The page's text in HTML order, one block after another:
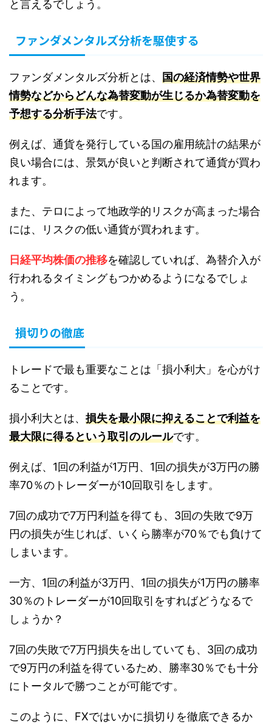
と言えるでしょう。
ファンダメンタルズ分析を駆使する
ファンダメンタルズ分析とは、 国の経済情勢や世界
情勢などからどんな為替変動が生じるか為替変動を
予想する分析手法です。
例えば、通貨を発行している国の雇用統計の結果が
良い場合には、景気が良いと判断されて通貨が買わ
れます。
また、テロによって地政学的リスクが高まった場合
には、リスクの低い通貨が買われます。
日経平均株価の推移を確認していれば、為替介入が
行われるタイミングもつかめるようになるでしょ
う。
損切りの徹底
トレードで最も重要なことは「損小利大」を心がけ
ることです。
損小利大とは、 損失を最小限に抑えることで利益を
最大限に得るという取引のルールです。
例えば、1回の利益が1万円、1回の損失が3万円の勝
率70％のトレーダーが10回取引をします。
7回の成功で7万円利益を得ても、3回の失敗で9万
円の損失が生じれば、いくら勝率が70％でも負けて
しまいます。
一方、1回の利益が3万円、1回の損失が1万円の勝率
30％のトレーダーが10回取引をすればどうなるで
しょうか？
7回の失敗で7万円損失を出していても、3回の成功
で9万円の利益を得ているため、勝率30％でも十分
にトータルで勝つことが可能です。
このように、FXではいかに損切りを徹底できるか